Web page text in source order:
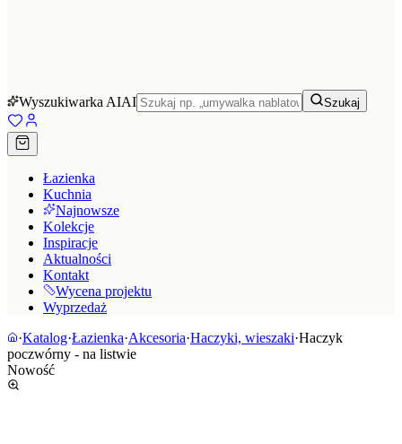
Wyszukiwarka AIAI Szukaj
Łazienka
Kuchnia
Najnowsze
Kolekcje
Inspiracje
Aktualności
Kontakt
Wycena projektu
Wyprzedaż
·Katalog·Łazienka·Akcesoria·Haczyki, wieszaki·Haczyk
poczwórny - na listwie
Nowość